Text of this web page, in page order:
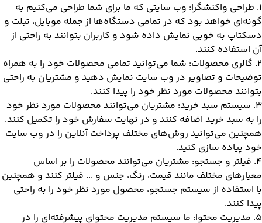
۱. طراحی واکنشگرا: وب سایتی که ما برای شما طراحی می‌کنیم به
گونه‌ای خواهد بود که در تمامی دستگاه‌ها از جمله موبایل، تبلت و
دسکتاپ به خوبی نمایش داده شود و کاربران بتوانند به راحتی از
آن استفاده کنند.
۲. گالری محصولات: شما می‌توانید تمامی محصولات خود را به همراه
توضیحات و تصاویر در وب سایت نمایش دهید و مشتریان به راحتی
بتوانند محصولات مورد نظر خود را پیدا کنند.
۳. سیستم سبد خرید: مشتریان می‌توانند محصولات مورد نظر خود
را به سبد خرید اضافه کنند و در نهایت سفارش خود را تکمیل کنند.
همچنین می‌توانید روش‌های مختلف پرداخت آنلاین را در وب سایت
خود پیاده سازی کنید.
۴. فیلتر و جستجو: مشتریان می‌توانند محصولات را بر اساس
معیارهای مختلف مانند قیمت، رنگ، جنس و ... فیلتر کنند و همچنین
با استفاده از سیستم جستجو، محصول مورد نظر خود را به راحتی
پیدا کنند.
۵. مدیریت محتوا: ما سیستم مدیریت محتوای پیشرفته‌ای را در